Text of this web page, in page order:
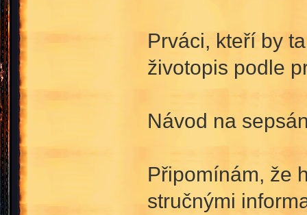
Prváci, kteří by
životopis podle
Návod na
Připomínám, že
stručnými